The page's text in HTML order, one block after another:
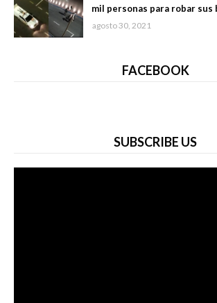
mil personas para robar sus
agosto 30, 2021
FACEBOOK
SUBSCRIBE US